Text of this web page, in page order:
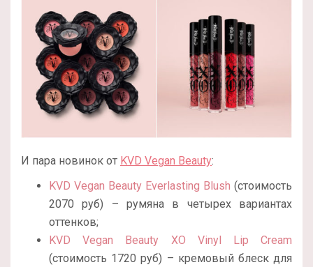
И пара новинок от KVD Vegan Beauty:
KVD Vegan Beauty Everlasting Blush (стоимость
2070 руб) – румяна в четырех вариантах
оттенков;
KVD Vegan Beauty XO Vinyl Lip Cream
(стоимость 1720 руб) – кремовый блеск для